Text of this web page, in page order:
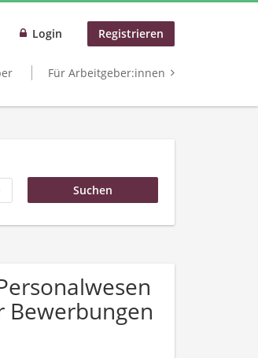
Login Registrieren
Für Arbeitgeber:innen
Bewerbungen